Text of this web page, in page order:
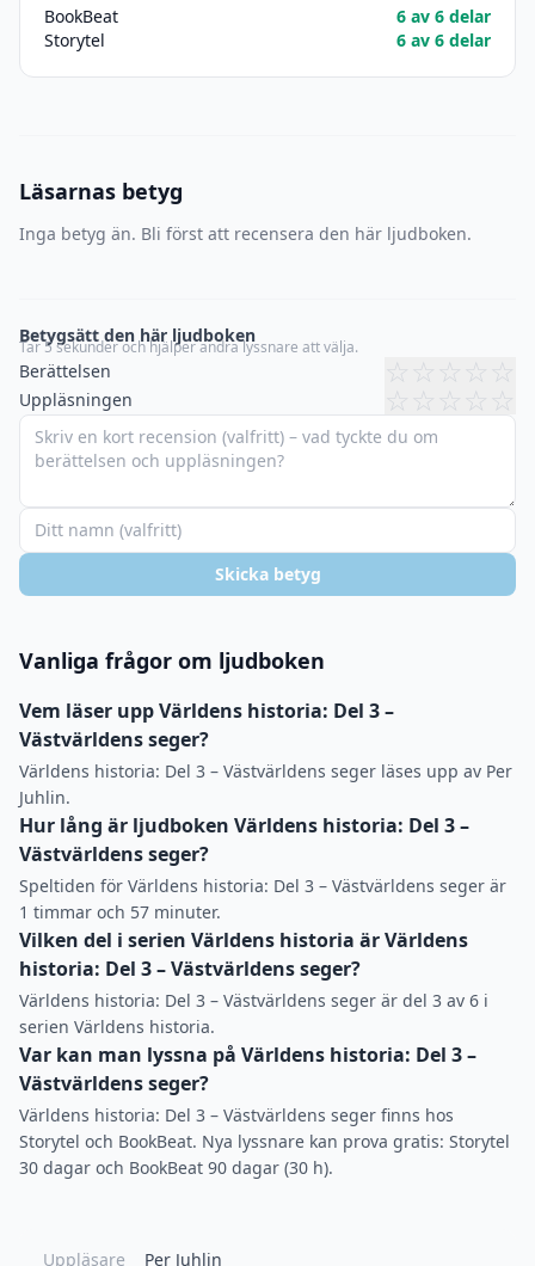
BookBeat
6 av 6 delar
Storytel
6 av 6 delar
Läsarnas betyg
Inga betyg än. Bli först att recensera den här ljudboken.
Betygsätt den här ljudboken
Tar 5 sekunder och hjälper andra lyssnare att välja.
Berättelsen ☆☆☆☆☆
Uppläsningen ☆ ☆ ☆ ☆ ☆
Skicka betyg
Vanliga frågor om ljudboken
Vem läser upp Världens historia: Del 3 –
Västvärldens seger?
Världens historia: Del 3 – Västvärldens seger läses upp av Per
Juhlin.
Hur lång är ljudboken Världens historia: Del 3 –
Västvärldens seger?
Speltiden för Världens historia: Del 3 – Västvärldens seger är
1 timmar och 57 minuter.
Vilken del i serien Världens historia är Världens
historia: Del 3 – Västvärldens seger?
Världens historia: Del 3 – Västvärldens seger är del 3 av 6 i
serien Världens historia.
Var kan man lyssna på Världens historia: Del 3 –
Västvärldens seger?
Världens historia: Del 3 – Västvärldens seger finns hos
Storytel och BookBeat. Nya lyssnare kan prova gratis: Storytel
30 dagar och BookBeat 90 dagar (30 h).
Uppläsare Per Juhlin